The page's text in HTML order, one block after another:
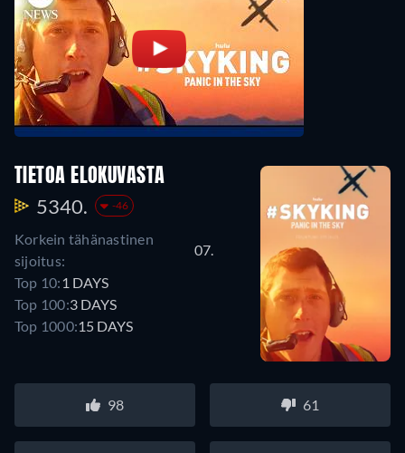
TIETOA ELOKUVASTA
5340. -46
Korkein tähänastinen
sijoitus:
07.
Top 10: 1 DAYS
Top 100:3 DAYS
Top 1000:15 DAYS
98 61